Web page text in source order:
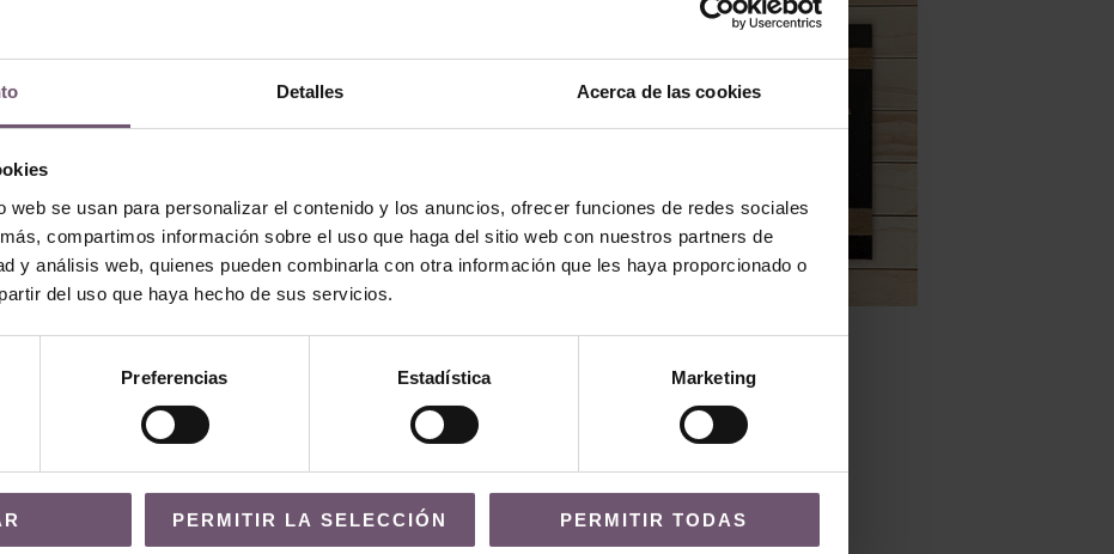
Detalles Acerca de las cookies
web se usan para personalizar el contenido y los anuncios, ofrecer funciones de redes sociales
compartimos información sobre el uso que haga del sitio web con nuestros partners de
y análisis web, quienes pueden combinarla con otra información que les haya proporcionado o
del uso que haya hecho de sus servicios.
Preferencias Estadística Marketing
PERMITIR LA SELECCIÓN PERMITIR TODAS
- Tallado
SUITE
Zellige en stock - Tallado
LIRE LA SUITE
Zellige en stock - Tallado
LIRE LA SUITE